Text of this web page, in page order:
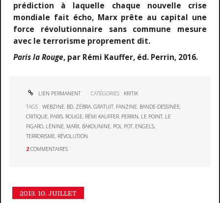
prédiction à laquelle chaque nouvelle crise
mondiale fait écho, Marx prête au capital une
force révolutionnaire sans commune mesure
avec le terrorisme proprement dit.
Paris la Rouge, par Rémi Kauffer, éd. Perrin, 2016.
LIEN PERMANENT CATÉGORIES : KRITIK
TAGS :WEBZINE, BD, ZÉBRA,GRATUIT, FANZINE, BANDE-DESSINÉE,
CRITIQUE, PARIS, ROUGE, RÉMI KAUFFER, PERRIN, LE POINT, LE
FIGARO, LÉNINE, MARX, BAKOUNINE, POL POT, ENGELS,
TERRORISME, RÉVOLUTION
2 COMMENTAIRES
2013. 10. JUILLET